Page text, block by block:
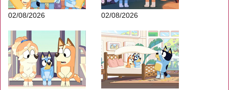
02/08/2026 02/08/2026